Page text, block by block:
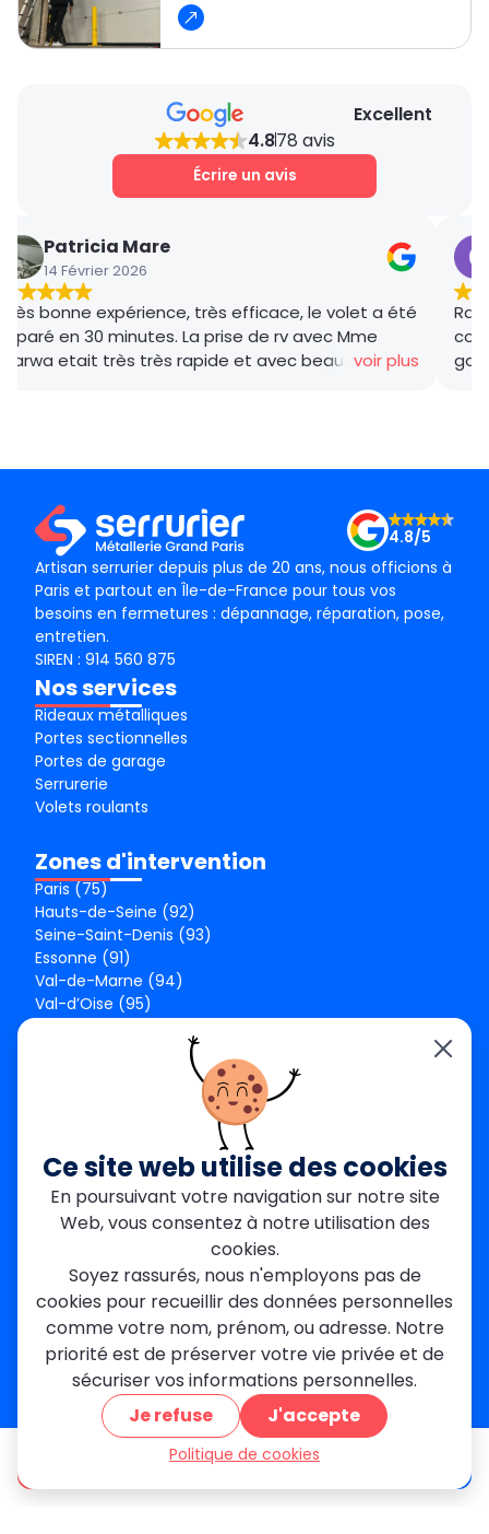
Excellent
4.878 avis
Écrire un avis
Patricia Mare
14 Février 2026
Très bonne expérience, très efficace, le volet a été
réparé en 30 minutes. La prise de rv avec Mme
Marwa etait très très rapide et avec beaucoup de
voir plus
Artisan serrurier depuis plus de 20 ans, nous officions à
Paris et partout en Île-de-France pour tous vos
besoins en fermetures : dépannage, réparation, pose,
entretien.
4.8/5
SIREN : 914 560 875
Nos services
Rideaux métalliques
Portes sectionnelles
Portes de garage
Serrurerie
Volets roulants
Zones d'intervention
Paris (75)
Hauts-de-Seine (92)
Seine-Saint-Denis (93)
Essonne (91)
Val-de-Marne (94)
Val-d’Oise (95)
Seine-Saint-Denis
Garges-lès-Gonesse
Val-de-Marne
Dourdan
Mantes-la-Jolie
Créteil
Seine-et-Marne
Contact
01 84 24 42 80
contact@metallerie-grand-paris.com
46 bis Av. du Maine, 75015 Paris
Devis gratuit
Ce site web utilise des cookies
En poursuivant votre navigation sur notre site
Web, vous consentez à notre utilisation des
cookies.
Soyez rassurés, nous n'employons pas de
cookies pour recueillir des données personnelles
comme votre nom, prénom, ou adresse. Notre
priorité est de préserver votre vie privée et de
sécuriser vos informations personnelles.
Je refuse
J'accepte
Politique de cookies